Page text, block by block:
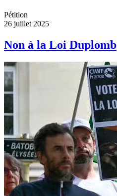
Pétition
26 juillet 2025
Non à la Loi Duplomb